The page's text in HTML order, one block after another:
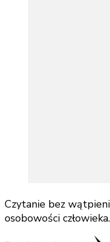
Czytanie bez
osobowości